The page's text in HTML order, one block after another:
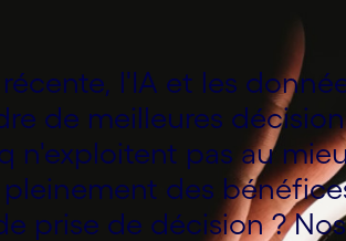
l'IA et les
de meilleures
n'exploitent pas au
des
prise de décision ?